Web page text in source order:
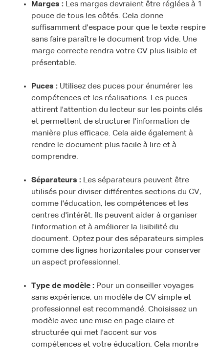
Marges : Les marges devraient être réglées à 1
pouce de tous les côtés. Cela donne
suffisamment d'espace pour que le texte respire
sans faire paraître le document trop vide. Une
marge correcte rendra votre CV plus lisible et
présentable.
Puces : Utilisez des puces pour énumérer les
compétences et les réalisations. Les puces
attirent l'attention du lecteur sur les points clés
et permettent de structurer l'information de
manière plus efficace. Cela aide également à
rendre le document plus facile à lire et à
comprendre.
Séparateurs : Les séparateurs peuvent être
utilisés pour diviser différentes sections du CV,
comme l'éducation, les compétences et les
centres d'intérêt. Ils peuvent aider à organiser
l'information et à améliorer la lisibilité du
document. Optez pour des séparateurs simples
comme des lignes horizontales pour conserver
un aspect professionnel.
Type de modèle : Pour un conseiller voyages
sans expérience, un modèle de CV simple et
professionnel est recommandé. Choisissez un
modèle avec une mise en page claire et
structurée qui met l'accent sur vos
compétences et votre éducation. Cela montre